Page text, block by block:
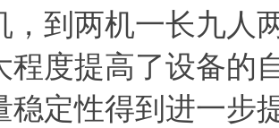
，到两机一长九人
程度提高了设备的
稳定性得到进一步